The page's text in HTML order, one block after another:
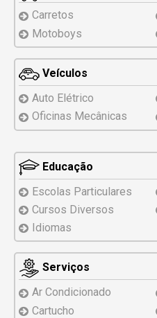
Carretos
Motoboys
Veículos
Auto Elétrico
Oficinas Mecânicas
Educação
Escolas Particulares
Cursos Diversos
Idiomas
Serviços
Ar Condicionado
Cartucho